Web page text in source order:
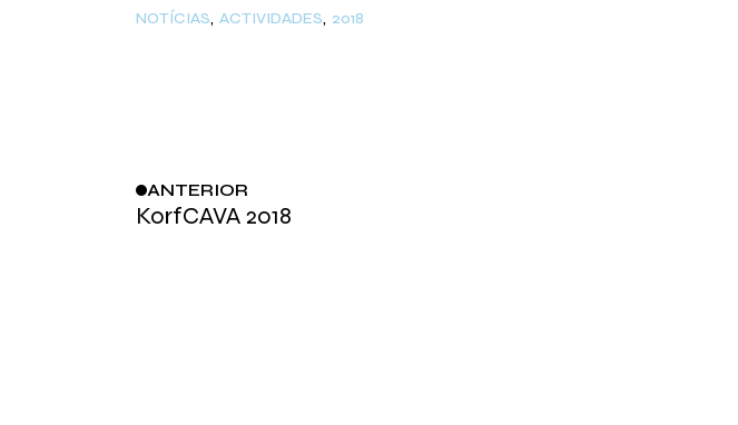
NOTÍCIAS ACTIVIDADES 2018
ANTERIOR
KorfCAVA 2018